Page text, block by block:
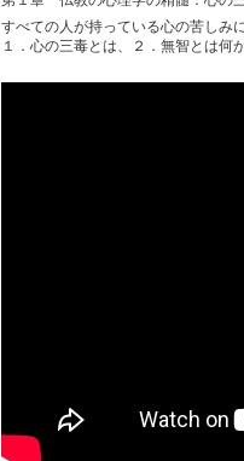
すべての人が持っている心の苦しみ
１．心の三毒とは、２．無智とは何